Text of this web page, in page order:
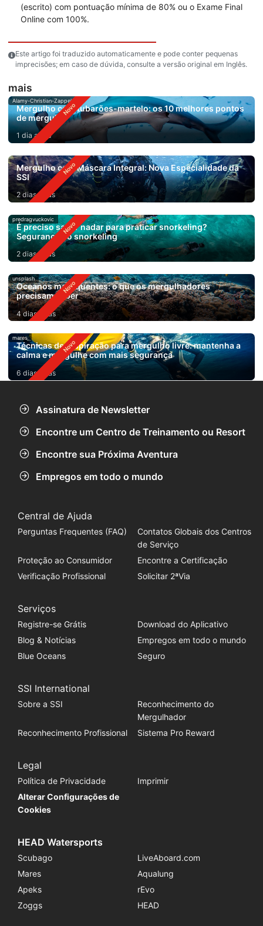
(escrito) com pontuação mínima de 80% ou o Exame Final
Online com 100%.
Este artigo foi traduzido automaticamente e pode conter pequenas
imprecisões; em caso de dúvida, consulte a versão original em Inglês.
mais
Alamy-Christian-Zappel
Mergulho com tubarões-martelo: os 10 melhores pontos
de mergulho
1 dia atrás
Mergulho com Máscara Integral: Nova Especialidade da
SSI
2 dias atrás
predragvuckovic
É preciso saber nadar para praticar snorkeling?
Segurança no snorkeling
2 dias atrás
unsplash
Oceanos mais quentes: o que os mergulhadores
precisam saber
4 dias atrás
mares
Técnicas de respiração para mergulho livre: mantenha a
calma e mergulhe com mais segurança
6 dias atrás
Assinatura de Newsletter
Encontre um Centro de Treinamento ou Resort
Encontre sua Próxima Aventura
Empregos em todo o mundo
Central de Ajuda
Perguntas Frequentes (FAQ)
Contatos Globais dos Centros
de Serviço
Proteção ao Consumidor
Encontre a Certificação
Verificação Profissional
Solicitar 2ªVia
Serviços
Registre-se Grátis
Download do Aplicativo
Blog & Notícias
Empregos em todo o mundo
Blue Oceans
Seguro
SSI International
Sobre a SSI
Reconhecimento do
Mergulhador
Reconhecimento Profissional
Sistema Pro Reward
Legal
Política de Privacidade
Imprimir
Alterar Configurações de
Cookies
HEAD Watersports
Scubago
LiveAboard.com
Mares
Aqualung
Apeks
rEvo
Zoggs
HEAD